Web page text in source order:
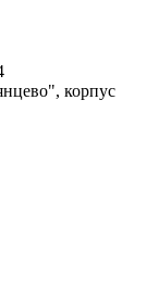
корпус